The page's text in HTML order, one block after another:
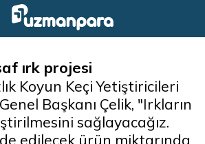
ırk projesi
Koyun Keçi Yetiştiricileri
Başkanı Çelik, "Irkların
sağlayacağız.
edilecek ürün miktarında